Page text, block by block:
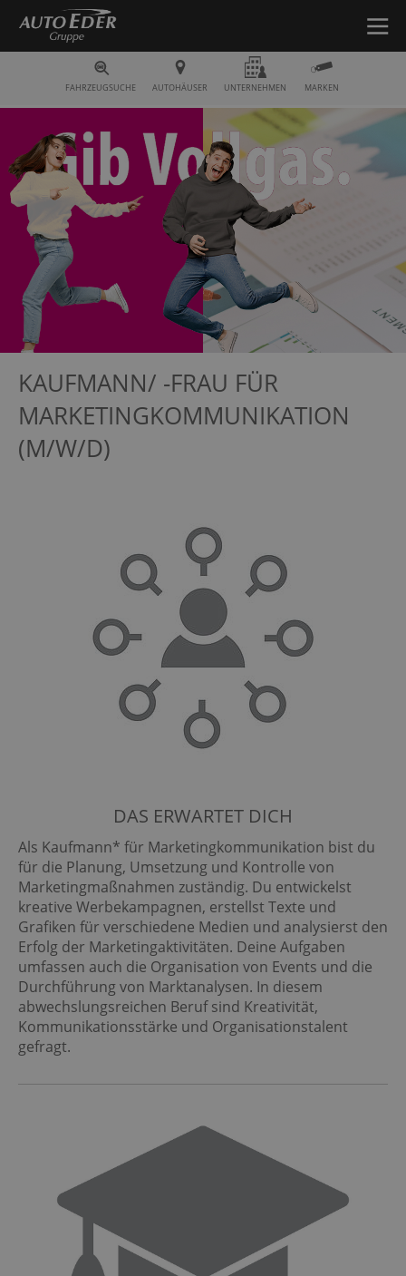
Fahrzeugsuche
FAHRZEUGSUCHE AUTOHÄUSER UNTERNEHMEN MARKEN
KAUFMANN/ -FRAU FÜR
MARKETINGKOMMUNIKATION
(M/W/D)
DAS ERWARTET DICH
Als Kaufmann* für Marketingkommunikation bist du
für die Planung, Umsetzung und Kontrolle von
Marketingmaßnahmen zuständig. Du entwickelst
kreative Werbekampagnen, erstellst Texte und
Grafiken für verschiedene Medien und analysierst den
Erfolg der Marketingaktivitäten. Deine Aufgaben
umfassen auch die Organisation von Events und die
Durchführung von Marktanalysen. In diesem
abwechslungsreichen Beruf sind Kreativität,
Kommunikationsstärke und Organisationstalent
gefragt.